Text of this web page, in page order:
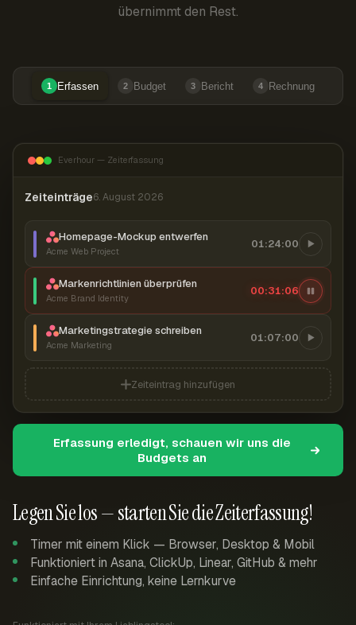
übernimmt den Rest.
1 Erfassen 2 Budget 3 Bericht 4 Rechnung
Legen Sie los — starten Sie die Zeiterfassung!
Timer mit einem Klick — Browser, Desktop & Mobil
Funktioniert in Asana, ClickUp, Linear, GitHub & mehr
Einfache Einrichtung, keine Lernkurve
Everhour — Zeiterfassung
Zeiteinträge6. August 2026
Homepage-Mockup entwerfen
Acme Web Project
01:24:00
Markenrichtlinien überprüfen
Acme Brand Identity
00:31:07
Marketingstrategie schreiben
Acme Marketing
01:07:00
Zeiteintrag hinzufügen
Erfassung erledigt, schauen wir uns die
Budgets an